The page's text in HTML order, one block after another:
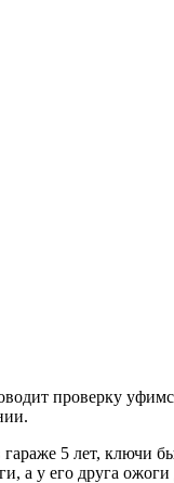
проверку
5 лет, ключи
а у его друга